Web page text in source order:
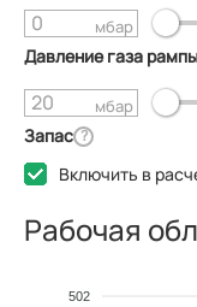
Рабочая
502
мбар
Давление газа
мбар
Запас ?
Включить в